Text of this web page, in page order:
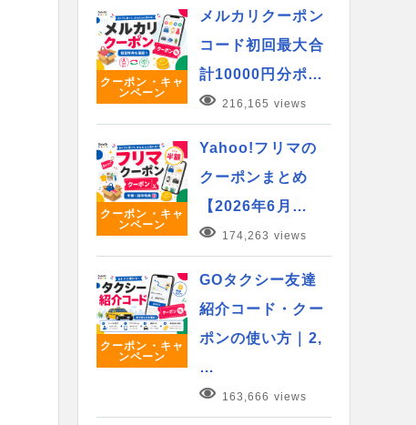
クーポン・キャ
ンペーン
メルカリクーポン
コード初回最大合
計10000円分ポ…
216,165 views
クーポン・キャ
ンペーン
Yahoo!フリマの
クーポンまとめ
【2026年6月…
174,263 views
クーポン・キャ
ンペーン
GOタクシー友達
紹介コード・クー
ポンの使い方｜2,
…
163,666 views